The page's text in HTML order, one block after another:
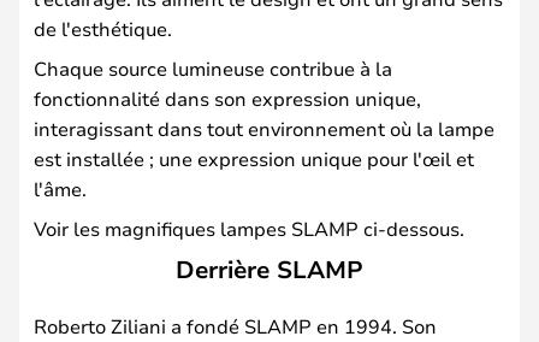
de l'esthétique.
Chaque source lumineuse contribue à la
fonctionnalité dans son expression unique,
interagissant dans tout environnement où la lampe
est installée ; une expression unique pour l'œil et
l'âme.
Voir les magnifiques lampes SLAMP ci-dessous.
Derrière SLAMP
Roberto Ziliani a fondé SLAMP en 1994. Son